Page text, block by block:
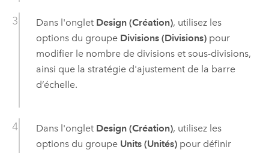
Dans l'onglet Design (Création), utilisez les
options du groupe Divisions (Divisions)pour
modifier le nombre de divisions et sous-divisions,
ainsi que la stratégie d'ajustement de la barre
d’échelle.
Dans l'onglet Design (Création), utilisez les
options du groupe Units (Unités)pour définir